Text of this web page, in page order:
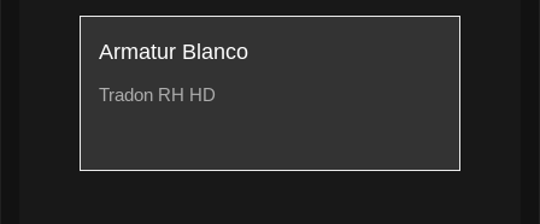
Armatur Blanco
Tradon RH HD